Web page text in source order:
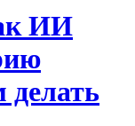
ИИ
делать